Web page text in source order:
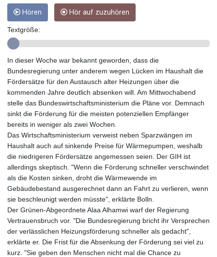
GYD 241.157003
HKD 9.067746
HTG 150.718127
HUF 363.096405
IDR 20580.370421
ILS 3.468234
IMP 0.8566
INR 110.076256
IQD 1509.981237
IRR
1590322.371805
ISK 142.598215
JEP 0.8566
JMD 183.057725
JOD 0.819746
JPY 182.445186
KES 149.158147
KGS 101.104505
KHR 4681.941823
KMF 492.514185
KRW 1627.712241
KWD 0.356853
Hören Hör auf zuzuhören
Textgröße:
In dieser Woche war bekannt geworden, dass die
Bundesregierung unter anderem wegen Lücken im Haushalt die
Fördersätze für den Austausch alter Heizungen über die
kommenden Jahre deutlich absenken will. Am Mittwochabend
stelle das Bundeswirtschaftsministerium die Pläne vor. Demnach
sinkt die Förderung für die meisten potenziellen Empfänger
bereits in weniger als zwei Wochen.
Das Wirtschaftsministerium verweist neben Sparzwängen im
Haushalt auch auf sinkende Preise für Wärmepumpen, weshalb
die niedrigeren Fördersätze angemessen seien. Der GIH ist
allerdings skeptisch. "Wenn die Förderung schneller verschwindet
als die Kosten sinken, droht die Wärmewende im
Gebäudebestand ausgerechnet dann an Fahrt zu verlieren, wenn
sie beschleunigt werden müsste", erklärte Bolln.
Der Grünen-Abgeordnete Alaa Alhamwi warf der Regierung
Vertrauensbruch vor. "Die Bundesregierung bricht ihr Versprechen
der verlässlichen Heizungsförderung schneller als gedacht",
erklärte er. Die Frist für die Absenkung der Förderung sei viel zu
kurz. "Sie geben den Menschen nicht mal die Chance zu